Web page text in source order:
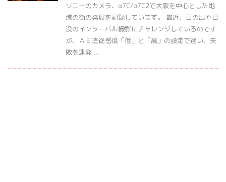
ソニーのカメラ、α7C/α7C2で大阪を中心とした地
域の街の発展を記録しています。 最近、日の出や日
没のインターバル撮影にチャレンジしているのです
が、ＡＥ追従感度「低」と「高」の設定で迷い、失
敗を連発 ...